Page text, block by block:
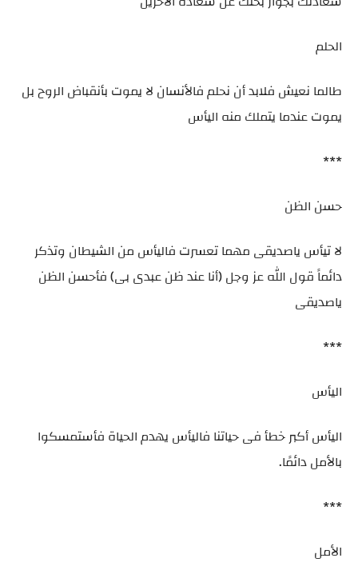
الحلم
طالما نعيش فلابد أن نحلم فالأنسان لا يموت بأنقباض الروح بل
يموت عندما يتملك منه اليأس
***
حسن الظن
لا تيأس ياصديقى مهما تعسرت فاليأس من الشيطان وتذكر
دائماً قول الله عز وجل (أنا عند ظن عبدى بى) فأحسن الظن
ياصديقى
***
اليأس
اليأس أكبر خطأ فى حياتنا فاليأس يهدم الحياة فأستمسكوا
بالأمل دائمًا.
***
الأمل